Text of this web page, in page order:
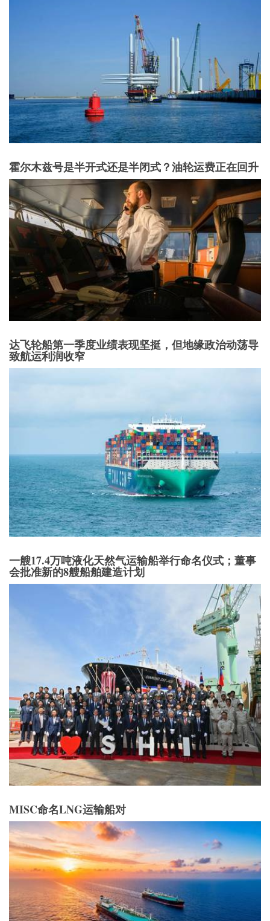
霍尔木兹号是半开式还是半闭式？油轮运费正在回升
达飞轮船第一季度业绩表现坚挺，但地缘政治动荡导
致航运利润收窄
一艘17.4万吨液化天然气运输船举行命名仪式；董事
会批准新的8艘船舶建造计划
MISC命名LNG运输船对